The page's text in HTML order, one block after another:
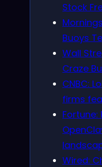
Stock
Buoys
Wall
Craze
CNBC:
firms
Fortune:
Wired: